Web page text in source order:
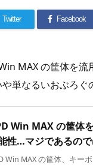
Twitter Facebook
MAX の筐体を
単なるいおぶろぐ
Win MAX の筐体
性…マジであるので
Win MAX の筐体、キー